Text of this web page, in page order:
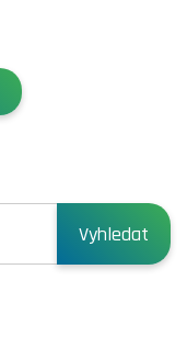
Vyhledat